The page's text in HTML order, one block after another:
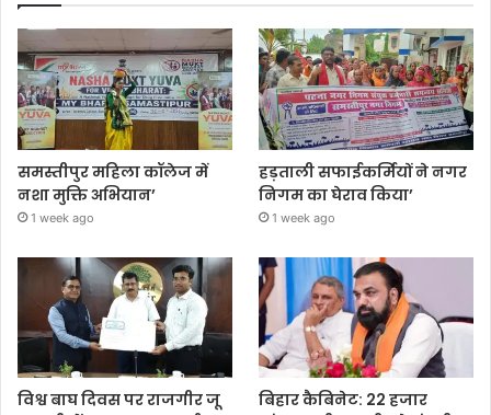
समस्तीपुर महिला कॉलेज में
नशा मुक्ति अभियान’
1 week ago
हड़ताली सफाईकर्मियों ने नगर
निगम का घेराव किया’
1 week ago
विश्व बाघ दिवस पर राजगीर जू
बिहार कैबिनेट: 22 हजार